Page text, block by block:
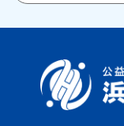
原則として、一旦
せん。また、欠席
限が出された場合
お支払期限